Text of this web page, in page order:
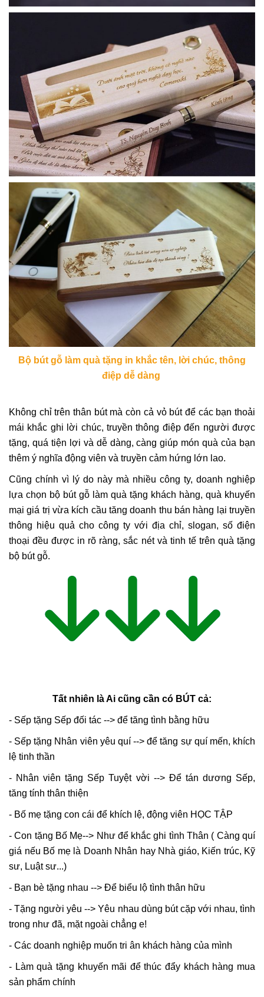
Bộ bút gỗ làm quà tặng in khắc tên, lời chúc, thông
điệp dễ dàng
Không chỉ trên thân bút mà còn cả vỏ bút để các bạn thoải
mái khắc ghi lời chúc, truyền thông điệp đến người được
tặng, quá tiện lợi và dễ dàng, càng giúp món quà của bạn
thêm ý nghĩa động viên và truyền cảm hứng lớn lao.
Cũng chính vì lý do này mà nhiều công ty, doanh nghiệp
lựa chọn bộ bút gỗ làm quà tặng khách hàng, quà khuyến
mại giá trị vừa kích cầu tăng doanh thu bán hàng lại truyền
thông hiệu quả cho công ty với địa chỉ, slogan, số điện
thoại đều được in rõ ràng, sắc nét và tinh tế trên quà tặng
bộ bút gỗ.
Tất nhiên là Ai cũng cần có BÚT cả:
- Sếp tặng Sếp đối tác --> để tăng tình bằng hữu
- Sếp tặng Nhân viên yêu quí --> để tăng sự quí mến, khích
lệ tinh thần
- Nhân viên tặng Sếp Tuyệt vời --> Để tán dương Sếp,
tăng tính thân thiện
- Bố mẹ tặng con cái để khích lệ, động viên HỌC TẬP
- Con tặng Bố Mẹ--> Như để khắc ghi tình Thân ( Càng quí
giá nếu Bố mẹ là Doanh Nhân hay Nhà giáo, Kiến trúc, Kỹ
sư, Luật sư...)
- Bạn bè tặng nhau --> Để biểu lộ tình thân hữu
- Tặng người yêu --> Yêu nhau dùng bút cặp với nhau, tình
trong như đã, mặt ngoài chẳng e!
- Các doanh nghiệp muốn tri ân khách hàng của mình
- Làm quà tặng khuyến mãi để thúc đẩy khách hàng mua
sản phẩm chính